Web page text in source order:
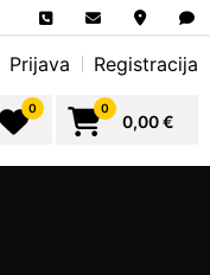
Prijava Registracija
0 0
0,00 €